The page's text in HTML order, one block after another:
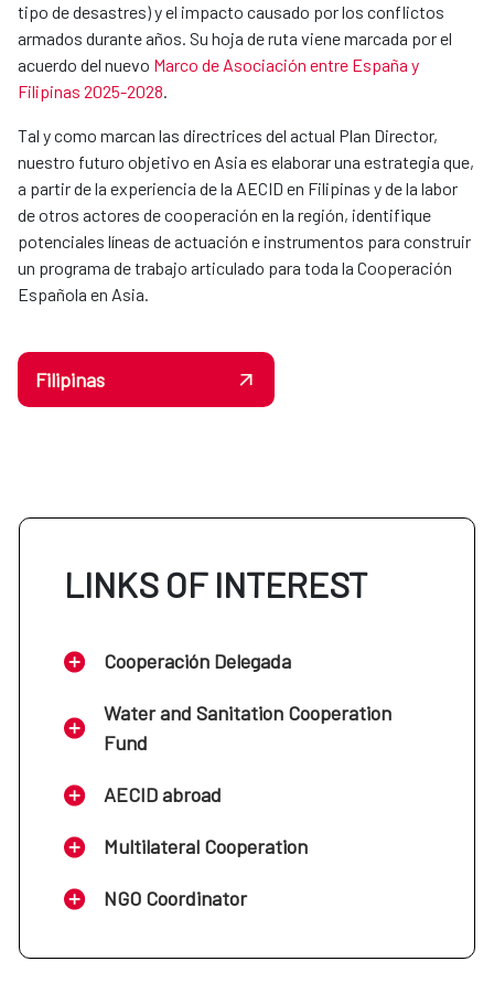
tipo de desastres) y el impacto causado por los conflictos
armados durante años. Su hoja de ruta viene marcada por el
acuerdo del nuevo Marco de Asociación entre España y
Filipinas 2025-2028.
Tal y como marcan las directrices del actual Plan Director,
nuestro futuro objetivo en Asia es elaborar una estrategia que,
a partir de la experiencia de la AECID en Filipinas y de la labor
de otros actores de cooperación en la región, identifique
potenciales líneas de actuación e instrumentos para construir
un programa de trabajo articulado para toda la Cooperación
Española en Asia.
Filipinas
LINKS OF INTEREST
Cooperación Delegada
Water and Sanitation Cooperation
Fund
AECID abroad
Multilateral Cooperation
NGO Coordinator